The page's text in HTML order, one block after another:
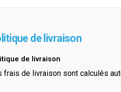
de livraison
de livraison
frais de livraison sont calculés